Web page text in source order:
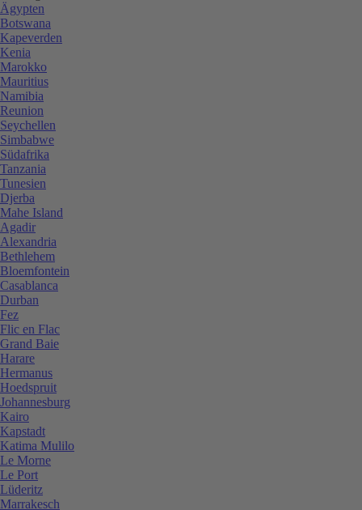
Ägypten
Botswana
Kapeverden
Kenia
Marokko
Mauritius
Namibia
Reunion
Seychellen
Simbabwe
Südafrika
Tanzania
Tunesien
Djerba
Mahe Island
Agadir
Alexandria
Bethlehem
Bloemfontein
Casablanca
Durban
Fez
Flic en Flac
Grand Baie
Harare
Hermanus
Hoedspruit
Johannesburg
Kairo
Kapstadt
Katima Mulilo
Le Morne
Le Port
Lüderitz
Marrakesch